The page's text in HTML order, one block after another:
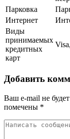
Парковка
Интернет
Виды
принимаемых
кредитных
карт
Добавить
Ваш e-mail не
помечены *